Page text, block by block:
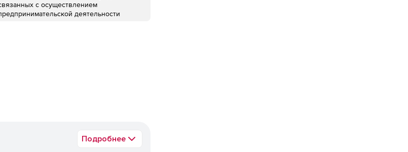
с осуществлением
деятельности
Подробнее